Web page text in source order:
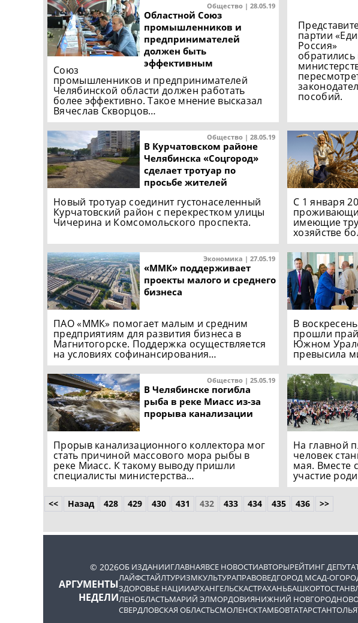
Общество | 28.05.19
Областной Союз
промышленников и
предпринимателей
должен быть
эффективным
Союз
промышленников и предпринимателей
Челябинской области должен работать
более эффективно. Такое мнение высказал
Вячеслав Скворцов…
партии
Россия»
обратились
пособий.
Общество | 28.05.19
В Курчатовском районе
Челябинска «Соцгород»
сделает тротуар по
просьбе жителей
Новый тротуар соединит густонаселенный
Курчатовский район с перекрестком улицы
Чичерина и Комсомольского проспекта.
С 1 января
имеющие
хозяйстве
Экономика | 27.05.19
«ММК» поддерживает
проекты малого и среднего
бизнеса
ПАО «ММК» помогает малым и средним
предприятиям для развития бизнеса в
Магнитогорске. Поддержка осуществляется
на условиях софинансирования…
В
прошли
Южном
превысила
Общество | 25.05.19
В Челябинске погибла
рыба в реке Миасс из-за
прорыва канализации
Прорыв канализационного коллектора мог
стать причиной массового мора рыбы в
реке Миасс. К такому выводу пришли
специалисты министерства…
На главной
человек
мая. Вместе
участие
<< Назад 428 429 430 431 432 433 434 435 436 >>
© 2026
АРГУМЕНТЫ
НЕДЕЛИ
ОБ ИЗДАНИИГЛАВНАЯВСЕ НОВОСТИАВТОРЫРЕЙТИНГ
ЛАЙФСТАЙЛТУРИЗМКУЛЬТУРАПРАВОВЕДГОРОД МСАД-
ЗДОРОВЬЕ НАЦИИАРХАНГЕЛЬСКАСТРАХАНЬБАШКОРТОСТАН
ЛЕНОБЛАСТЬМАРИЙ ЭЛМОРДОВИЯНИЖНИЙ НОВГОРОД
СВЕРДЛОВСКАЯ ОБЛАСТЬСМОЛЕНСКТАМБОВТАТАРСТАН